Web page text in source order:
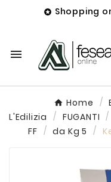
 Shopping

Home
L'Edilizia
FUGANTI
FF
da Kg 5